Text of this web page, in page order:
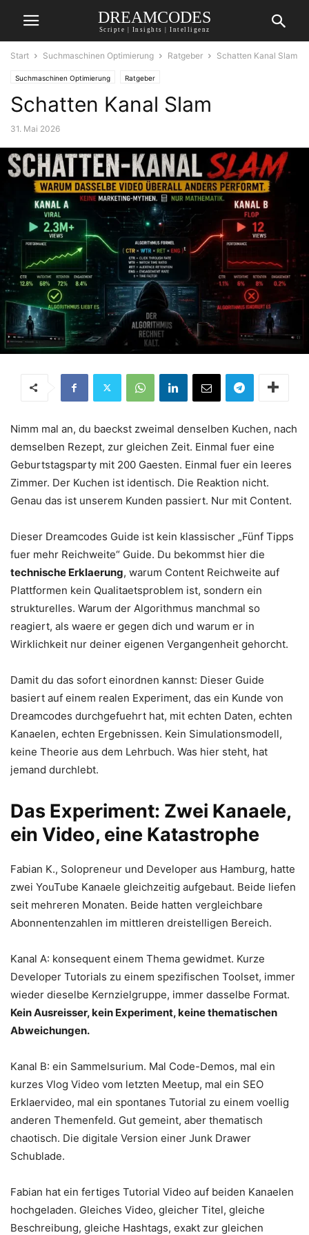
DREAMCODES
Scripte | Insights | Intelligenz
Start Suchmaschinen Optimierung Ratgeber Schatten Kanal Slam
Suchmaschinen Optimierung Ratgeber
Schatten Kanal Slam
31. Mai 2026
Nimm mal an, du baeckst zweimal denselben Kuchen, nach
demselben Rezept, zur gleichen Zeit. Einmal fuer eine
Geburtstagsparty mit 200 Gaesten. Einmal fuer ein leeres
Zimmer. Der Kuchen ist identisch. Die Reaktion nicht.
Genau das ist unserem Kunden passiert. Nur mit Content.
Dieser Dreamcodes Guide ist kein klassischer „Fünf Tipps
fuer mehr Reichweite“ Guide. Du bekommst hier die
technische Erklaerung, warum Content Reichweite auf
Plattformen kein Qualitaetsproblem ist, sondern ein
strukturelles. Warum der Algorithmus manchmal so
reagiert, als waere er gegen dich und warum er in
Wirklichkeit nur deiner eigenen Vergangenheit gehorcht.
Damit du das sofort einordnen kannst: Dieser Guide
basiert auf einem realen Experiment, das ein Kunde von
Dreamcodes durchgefuehrt hat, mit echten Daten, echten
Kanaelen, echten Ergebnissen. Kein Simulationsmodell,
keine Theorie aus dem Lehrbuch. Was hier steht, hat
jemand durchlebt.
Das Experiment: Zwei Kanaele,
ein Video, eine Katastrophe
Fabian K., Solopreneur und Developer aus Hamburg, hatte
zwei YouTube Kanaele gleichzeitig aufgebaut. Beide liefen
seit mehreren Monaten. Beide hatten vergleichbare
Abonnentenzahlen im mittleren dreistelligen Bereich.
Kanal A: konsequent einem Thema gewidmet. Kurze
Developer Tutorials zu einem spezifischen Toolset, immer
wieder dieselbe Kernzielgruppe, immer dasselbe Format.
Kein Ausreisser, kein Experiment, keine thematischen
Abweichungen.
Kanal B: ein Sammelsurium. Mal Code-Demos, mal ein
kurzes Vlog Video vom letzten Meetup, mal ein SEO
Erklaervideo, mal ein spontanes Tutorial zu einem voellig
anderen Themenfeld. Gut gemeint, aber thematisch
chaotisch. Die digitale Version einer Junk Drawer
Schublade.
Fabian hat ein fertiges Tutorial Video auf beiden Kanaelen
hochgeladen. Gleiches Video, gleicher Titel, gleiche
Beschreibung, gleiche Hashtags, exakt zur gleichen